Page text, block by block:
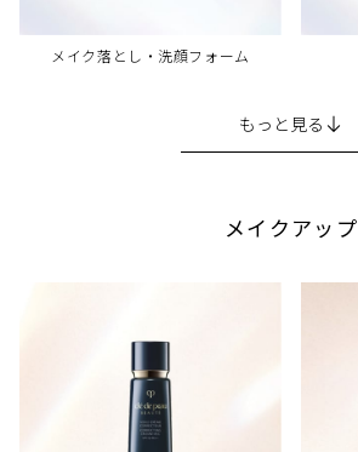
メイク落とし・洗顔フォーム
もっと見る
メイクアップ